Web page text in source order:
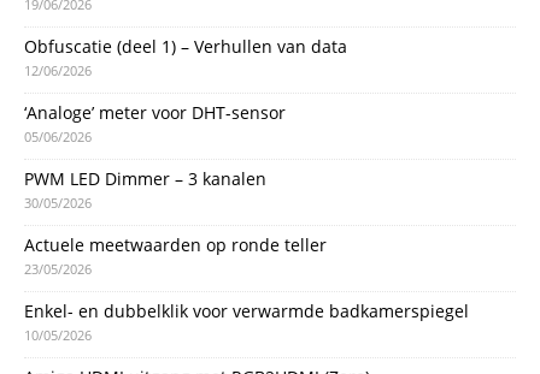
19/06/2026
Obfuscatie (deel 1) – Verhullen van data
12/06/2026
‘Analoge’ meter voor DHT-sensor
05/06/2026
PWM LED Dimmer – 3 kanalen
30/05/2026
Actuele meetwaarden op ronde teller
23/05/2026
Enkel- en dubbelklik voor verwarmde badkamerspiegel
10/05/2026